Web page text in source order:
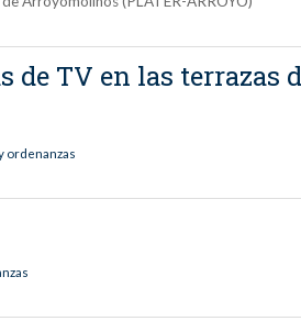
TV en las terrazas
ordenanzas